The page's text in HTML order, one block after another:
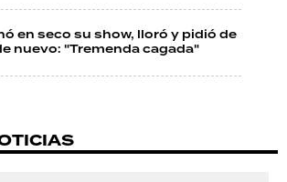
en seco su show, lloró y pidió de
nuevo: "Tremenda cagada"